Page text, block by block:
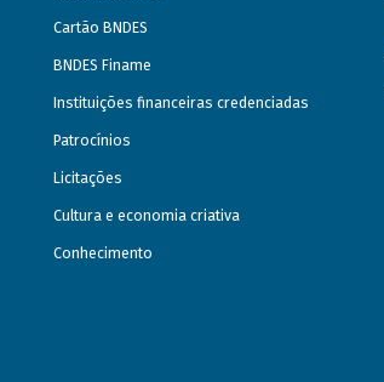
Cartão BNDES
BNDES Finame
Instituições financeiras credenciadas
Patrocínios
Licitações
Cultura e economia criativa
Conhecimento